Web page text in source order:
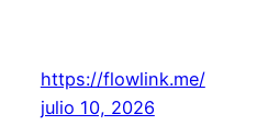
https://flowlink.me/
julio 10, 2026